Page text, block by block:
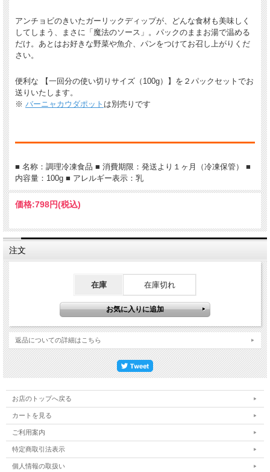
アンチョビのきいたガーリックディップが、どんな食材も美味しく
してしまう、まさに「魔法のソース」。パックのままお湯で温める
だけ。あとはお好きな野菜や魚介、パンをつけてお召し上がりくだ
さい。
便利な 【一回分の使い切りサイズ（100g）】を２パックセットでお
送りいたします。
※ バーニャカウダポット は別売りです
■ 名称：調理冷凍食品 ■ 消費期限：発送より１ヶ月（冷凍保管） ■
内容量：100g ■ アレルギー表示：乳
価格:798円(税込)
注文
在庫 在庫切れ
返品についての詳細はこちら
お店のトップへ戻る
カートを見る
ご利用案内
特定商取引法表示
個人情報の取扱い